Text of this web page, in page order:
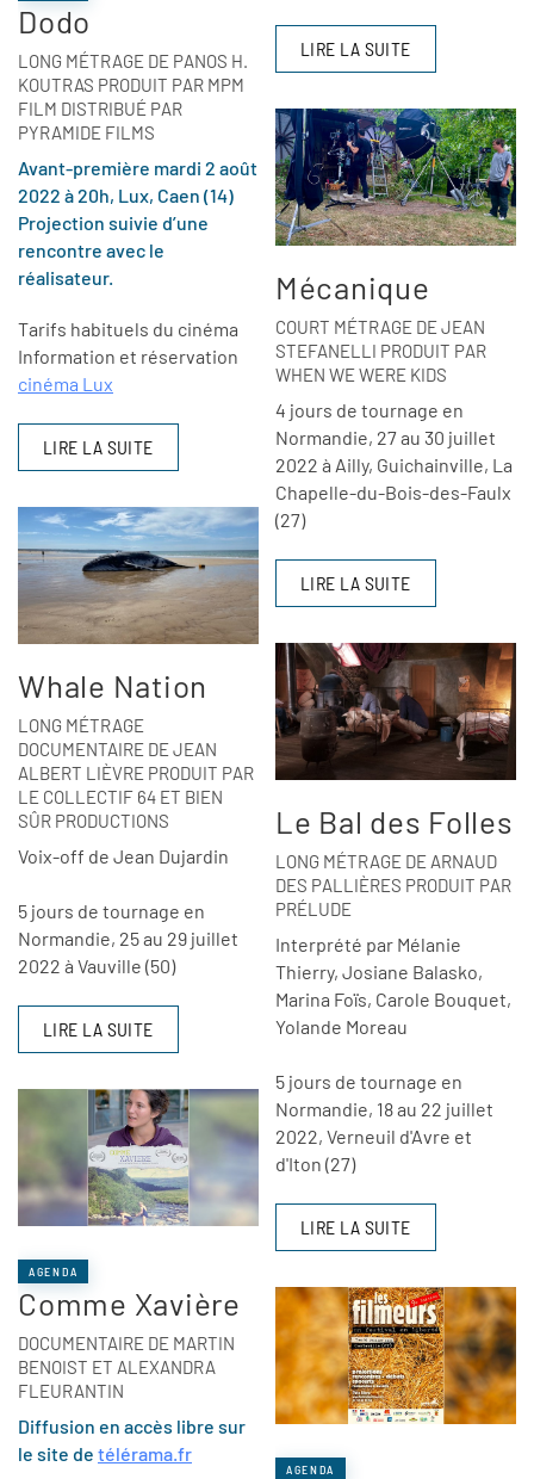
Dodo
LONG MÉTRAGE DE PANOS H.
KOUTRAS PRODUIT PAR MPM
FILM DISTRIBUÉ PAR
PYRAMIDE FILMS
Avant-première mardi 2 août
2022 à 20h, Lux, Caen (14)
Projection suivie d’une
rencontre avec le
réalisateur.
Tarifs habituels du cinéma
Information et réservation
cinéma Lux
LIRE LA SUITE
Whale Nation
LONG MÉTRAGE
DOCUMENTAIRE DE JEAN
ALBERT LIÈVRE PRODUIT PAR
LE COLLECTIF 64 ET BIEN
SÛR PRODUCTIONS
Voix-off de Jean Dujardin
5 jours de tournage en
Normandie, 25 au 29 juillet
2022 à Vauville (50)
LIRE LA SUITE
AGENDA
Comme Xavière
DOCUMENTAIRE DE MARTIN
BENOIST ET ALEXANDRA
FLEURANTIN
Diffusion en accès libre sur
le site de télérama.fr
LIRE LA SUITE
Mécanique
COURT MÉTRAGE DE JEAN
STEFANELLI PRODUIT PAR
WHEN WE WERE KIDS
4 jours de tournage en
Normandie, 27 au 30 juillet
2022 à Ailly, Guichainville, La
Chapelle-du-Bois-des-Faulx
(27)
LIRE LA SUITE
Le Bal des Folles
LONG MÉTRAGE DE ARNAUD
DES PALLIÈRES PRODUIT PAR
PRÉLUDE
Interprété par Mélanie
Thierry, Josiane Balasko,
Marina Foïs, Carole Bouquet,
Yolande Moreau
5 jours de tournage en
Normandie, 18 au 22 juillet
2022, Verneuil d'Avre et
d'Iton (27)
LIRE LA SUITE
AGENDA